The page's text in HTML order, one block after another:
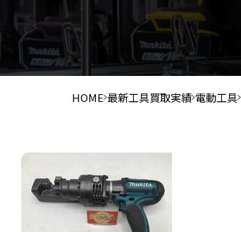
HOME 最新工具買取実績 電動工具